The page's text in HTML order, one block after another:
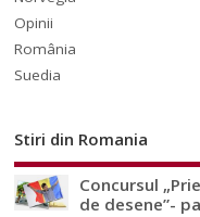
Opinii
România
Suedia
Stiri din Romania
Concursul
de desene”-